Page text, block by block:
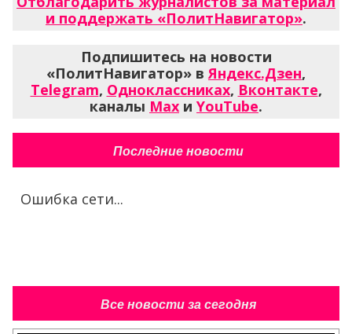
и поддержать «ПолитНавигатор».
Подпишитесь на новости
«ПолитНавигатор» в Яндекс.Дзен,
Telegram, Одноклассниках, Вконтакте,
каналы Max и YouTube.
Последние новости
Ошибка сети...
Все новости за сегодня